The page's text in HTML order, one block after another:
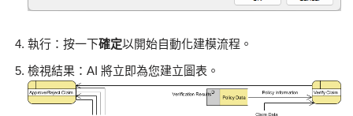
執行：按一下確定以開始自動化建模流程。
檢視結果：AI 將立即為您建立圖表。